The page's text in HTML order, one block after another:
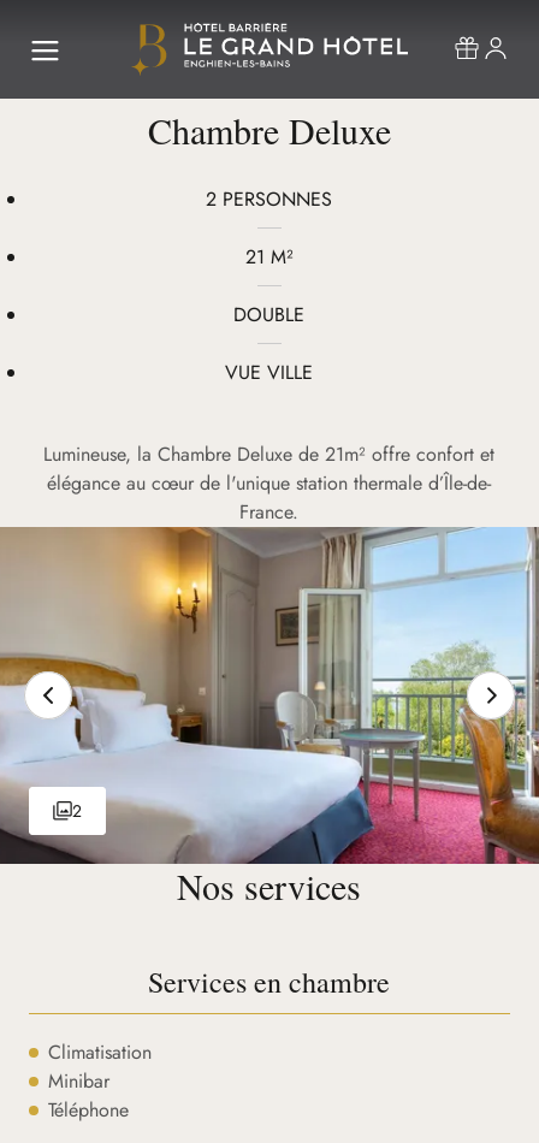
Chambre Deluxe
2 PERSONNES
21 M²
DOUBLE
VUE VILLE
Lumineuse, la Chambre Deluxe de 21m² offre confort et
élégance au cœur de l'unique station thermale d’Île-de-
France.
2
Nos services
Services en chambre
Climatisation
Minibar
Téléphone